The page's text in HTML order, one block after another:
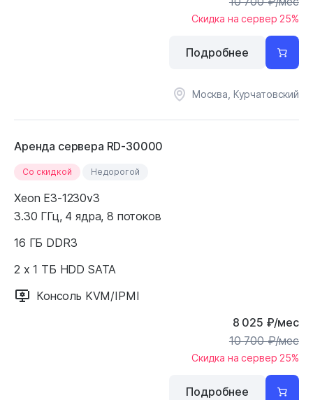
Скидка на сервер 25%
Москва, Курчатовский
Подробнее
Аренда сервера RD-30000
Cо скидкой Недорогой
Xeon E3-1230v3
3.30 ГГц, 4 ядра, 8 потоков
16 ГБ DDR3
2 x 1 ТБ HDD SATA
Консоль KVM/IPMI
8 025 ₽/мес
10 700₽/мес
Скидка на сервер 25%
Подробнее